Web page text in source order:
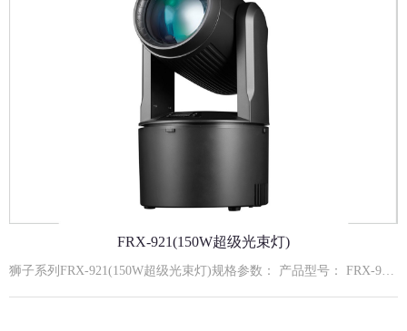
FRX-921(150W超级光束灯)
狮子系列FRX-921(150W超级光束灯)规格参数： 产品型号： FRX-921输入电压： AC110-240V,50/60Hz额定功率： 150W额定寿命： 约50000小时主要功能： 高穿透力光束 ；18蜂窝棱镜旋转效果 ；9+1图案/颜色流畅切换系统光源组成： 150W白光特定灯珠通讯信号： 标准DMX512信号；RJ45接口控制模式： 默认DMX512模式、自走模式、主从模式、声控模式外壳材质： VO级无卤阻燃机身工作环境： 室内使用冷却方式： 强制风冷水平扫描： 水平旋转最大角度540度垂直扫描： 垂直旋转最大角度180度 安装方式： 建议安装方式： 嵌入式安装(加固吊顶结构)嵌入式安装开孔尺寸：φ230×H110mmAddrA001-A512512地址设置CHnd12CH12通道设置SLndAuto主机自走模式Soun主机声控模式dNh控台模式rPANnoX电机正转YESX电机反转rTiLnoY电机正转YESY电机反转SEnS0-99声控灵敏度体调节LEdOFF5秒后灭屏ON屏幕一直开启dISPno显示反向YES显示正向C000温度显示rESTYES复位12通道功能DMX数值描述1X轴0-2552X轴微调0-2553Y轴0-2554Y轴微调0-2555X Y轴速度0-255速度由快到慢6图案白光0-255图案调光从暗到亮7图案频闪0-9无功能10-255同步频闪速度由慢到快（1HZ25HZ）8色盘0--10白光11--21颜色122--32颜色233--43颜色344--54颜色455--65颜色566--76颜色677--127颜色7128-255颜色自走9图案盘0-15过光孔16-23图案124-31图案232-39图案340-47图案447-55图案556-63图案664-127图案7128-255自走10棱镜0-7关闭棱镜8-127打开棱镜128-255棱镜自转由慢到快11宏功能0-49无50-149自走,由快到慢150-255声控12复位0-240无功能241-255复位,5s有效。